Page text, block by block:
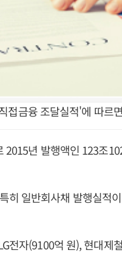
접금융 조달실적'에 따르
년 발행액인 123조
히 일반회사채 발행실적
전자(9100억 원), 현대제